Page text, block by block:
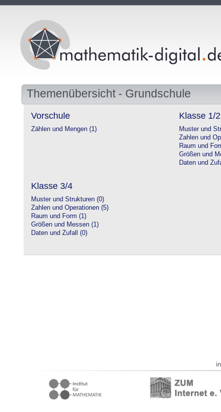
Themenübersicht - Grundschule
Vorschule
Zählen und Mengen (1)
Klasse 1/2
Muster und
Zahlen und
Raum und
Größen und
Daten und
Klasse 3/4
Muster und Strukturen (0)
Zahlen und Operationen (5)
Raum und Form (1)
Größen und Messen (1)
Daten und Zufall (0)